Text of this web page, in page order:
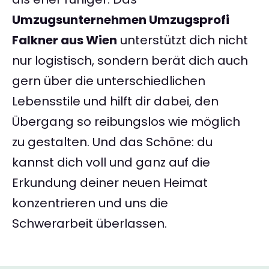
Umzugsunternehmen Umzugsprofi
Falkner aus Wien unterstützt dich nicht
nur logistisch, sondern berät dich auch
gern über die unterschiedlichen
Lebensstile und hilft dir dabei, den
Übergang so reibungslos wie möglich
zu gestalten. Und das Schöne: du
kannst dich voll und ganz auf die
Erkundung deiner neuen Heimat
konzentrieren und uns die
Schwerarbeit überlassen.